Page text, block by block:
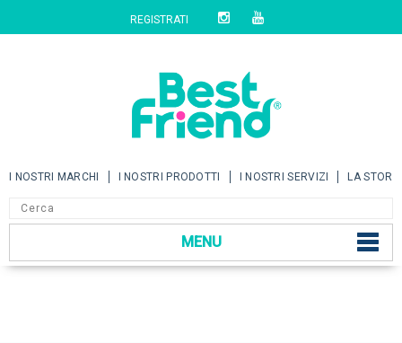
REGISTRATI
I NOSTRI MARCHI I NOSTRI PRODOTTI I NOSTRI SERVIZI LA
MENU